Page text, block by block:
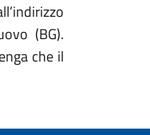
(BG).
che il